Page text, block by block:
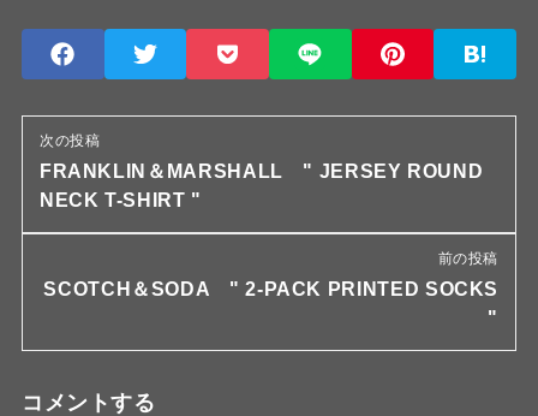
次の投稿
FRANKLIN＆MARSHALL " JERSEY ROUND
NECK T-SHIRT "
前の投稿
SCOTCH＆SODA " 2-PACK PRINTED SOCKS
"
コメントする